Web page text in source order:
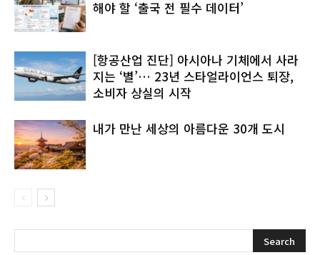
해야 할 ‘출국 전 필수 데이터’
[항공산업 진단] 아시아나 기체에서 사라
지는 ‘별’… 23년 스타얼라이언스 퇴장,
소비자 상실의 시작
내가 만난 세상의 아름다운 30개 도시